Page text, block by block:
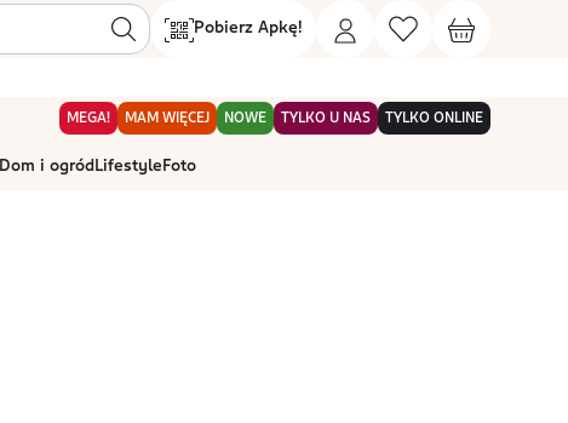
Pobierz Apkę!
MEGA! MAM WIĘCEJ NOWE TYLKO U NAS TYLKO ONLINE
Dom i ogród Lifestyle Foto